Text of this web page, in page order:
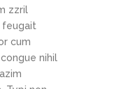
zzril
feugait
cum
nihil